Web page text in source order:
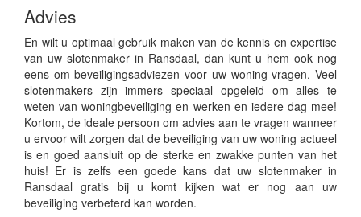
Advies
En wilt u optimaal gebruik maken van de kennis en expertise
van uw slotenmaker in Ransdaal, dan kunt u hem ook nog
eens om beveiligingsadviezen voor uw woning vragen. Veel
slotenmakers zijn immers speciaal opgeleid om alles te
weten van woningbeveiliging en werken en iedere dag mee!
Kortom, de ideale persoon om advies aan te vragen wanneer
u ervoor wilt zorgen dat de beveiliging van uw woning actueel
is en goed aansluit op de sterke en zwakke punten van het
huis! Er is zelfs een goede kans dat uw slotenmaker in
Ransdaal gratis bij u komt kijken wat er nog aan uw
beveiliging verbeterd kan worden.